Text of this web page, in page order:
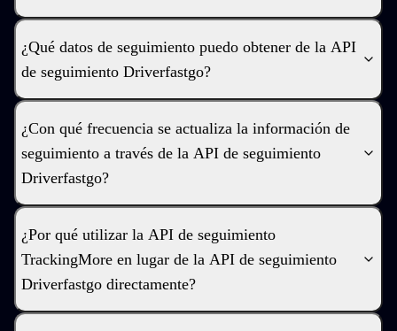
¿Qué datos de seguimiento puedo obtener de la API
de seguimiento Driverfastgo?
¿Con qué frecuencia se actualiza la información de
seguimiento a través de la API de seguimiento
Driverfastgo?
¿Por qué utilizar la API de seguimiento
TrackingMore en lugar de la API de seguimiento
Driverfastgo directamente?